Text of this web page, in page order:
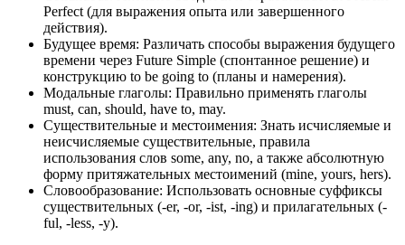
Perfect (для выражения опыта или завершенного
действия).
Будущее время: Различать способы выражения будущего
времени через Future Simple (спонтанное решение) и
конструкцию to be going to (планы и намерения).
Модальные глаголы: Правильно применять глаголы
must, can, should, have to, may.
Существительные и местоимения: Знать исчисляемые и
неисчисляемые существительные, правила
использования слов some, any, no, а также абсолютную
форму притяжательных местоимений (mine, yours, hers).
Словообразование: Использовать основные суффиксы
существительных (-er, -or, -ist, -ing) и прилагательных (-
ful, -less, -y).